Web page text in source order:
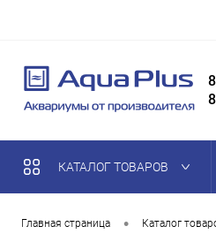
КАТАЛОГ ТОВАРОВ
Главная страница • Каталог